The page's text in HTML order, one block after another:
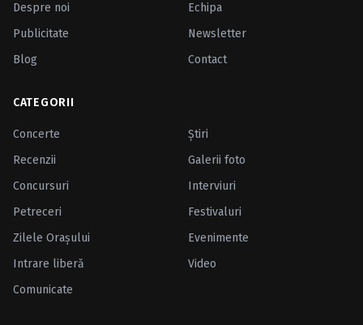
Despre noi
Echipa
Publicitate
Newsletter
Blog
Contact
CATEGORII
Concerte
Ştiri
Recenzii
Galerii foto
Concursuri
Interviuri
Petreceri
Festivaluri
Zilele Oraşului
Evenimente
Intrare liberă
Video
Comunicate